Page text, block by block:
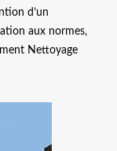
d’un
aux normes,
Nettoyage